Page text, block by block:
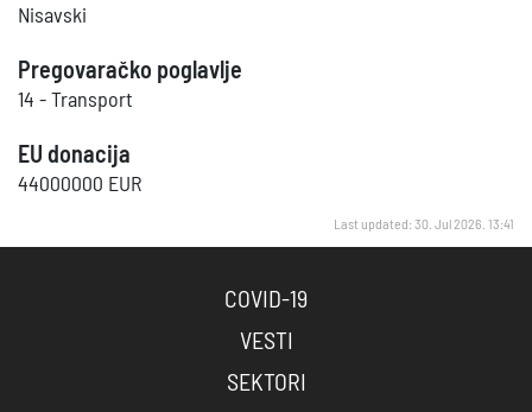
Nisavski
Pregovaračko poglavlje
14 - Transport
EU donacija
44000000 EUR
Last updated: 30. Jul 2026. 13:41
COVID-19
VESTI
SEKTORI